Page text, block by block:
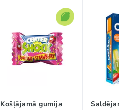
Košļājamā gumija